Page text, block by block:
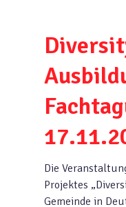
Die
Projektes
Gemeinde in